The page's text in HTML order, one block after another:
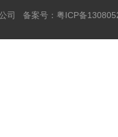
司 备案号： 粤ICP备